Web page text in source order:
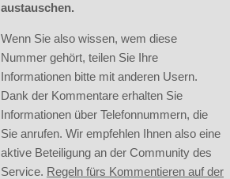
austauschen.
Wenn Sie also wissen, wem diese
Nummer gehört, teilen Sie Ihre
Informationen bitte mit anderen Usern.
Dank der Kommentare erhalten Sie
Informationen über Telefonnummern, die
Sie anrufen. Wir empfehlen Ihnen also eine
aktive Beteiligung an der Community des
Service. Regeln fürs Kommentieren auf der